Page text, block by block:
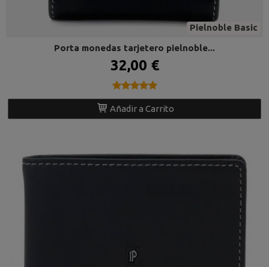
Pielnoble Basic
Porta monedas tarjetero pielnoble...
32,00 €
★★★★★
★★★★★
Añadir a Carrito